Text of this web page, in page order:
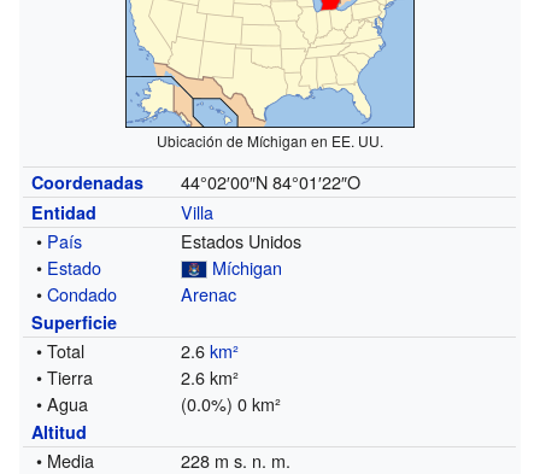
Ubicación de Míchigan en EE. UU.
Coordenadas 44°02′00″N 84°01′22″O
Entidad
Villa
• País
Estados Unidos
• Estado
Míchigan
•Condado Arenac
Superficie
• Total 2.6km²
• Tierra
2.6 km²
• Agua
(0.0%) 0 km²
Altitud
• Media 228 m s. n. m.